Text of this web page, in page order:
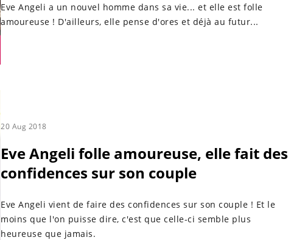
Eve Angeli a un nouvel homme dans sa vie... et elle est folle
amoureuse ! D'ailleurs, elle pense d'ores et déjà au futur...
20 Aug 2018
Eve Angeli folle amoureuse, elle fait des
confidences sur son couple
Eve Angeli vient de faire des confidences sur son couple ! Et le
moins que l'on puisse dire, c'est que celle-ci semble plus
heureuse que jamais.